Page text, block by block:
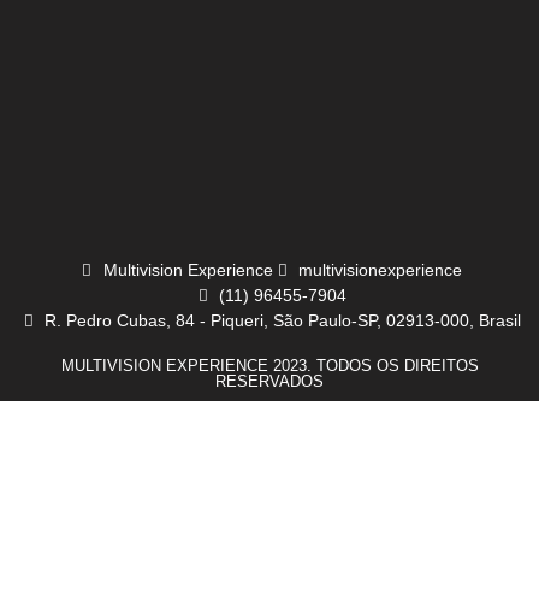
Multivision Experience
multivisionexperience
(11) 96455-7904
R. Pedro Cubas, 84 - Piqueri, São Paulo-SP, 02913-000, Brasil
MULTIVISION EXPERIENCE 2023. TODOS OS DIREITOS
RESERVADOS